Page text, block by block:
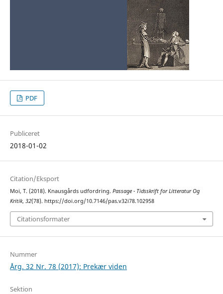
PDF
Publiceret
2018-01-02
Citation/Eksport
Moi, T. (2018). Knausgårds udfordring. Passage - Tidsskrift for Litteratur Og
Kritik, 32(78). https://doi.org/10.7146/pas.v32i78.102958
Citationsformater
Nummer
Årg. 32 Nr. 78 (2017): Prekær viden
Sektion